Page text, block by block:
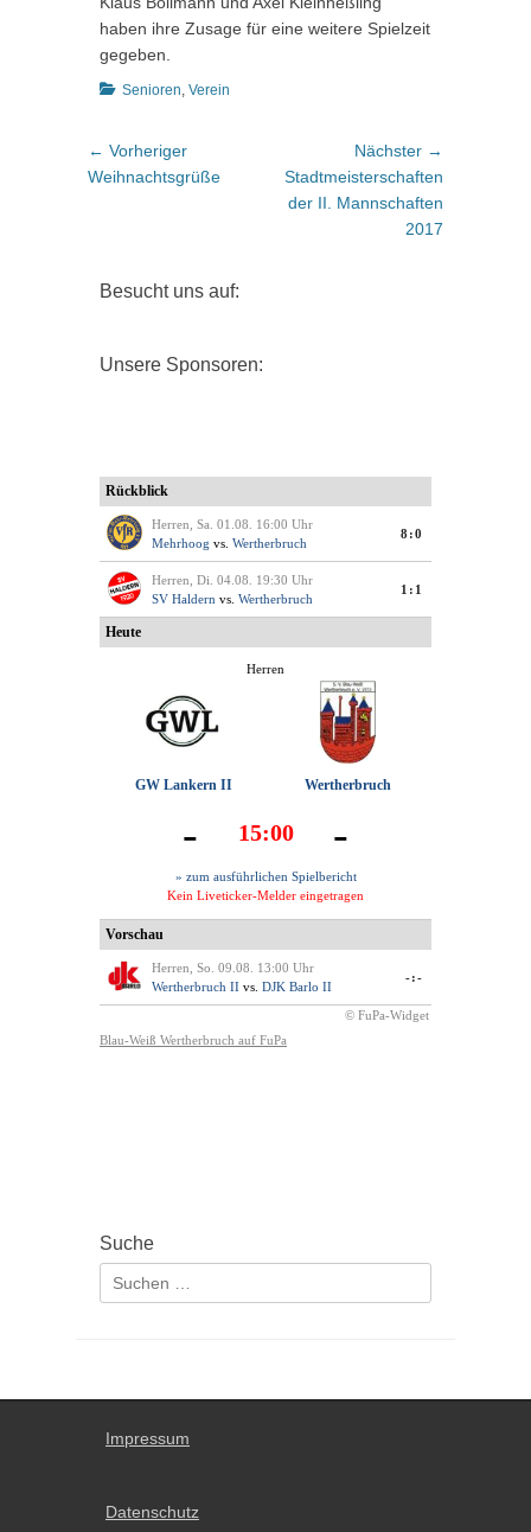
haben ihre Zusage für eine weitere Spielzeit
gegeben.
Kategorien
Senioren, Verein
Beitragsnavigation
← VorherigerVorheriger
Beitrag:
Weihnachtsgrüße
Nächster →
Stadtmeisterschaften
der II. Mannschaften
2017
Besucht uns auf:
Unsere Sponsoren:
Suche
Suchen
nach:
Impressum
Datenschutz